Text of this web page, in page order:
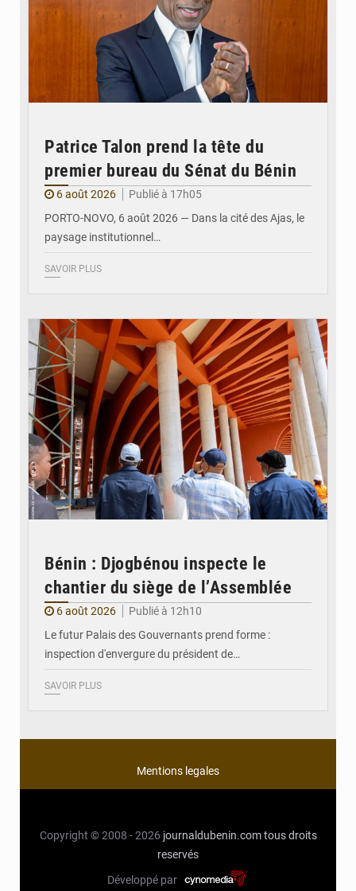
Patrice Talon prend la tête du
premier bureau du Sénat du Bénin
6 août 2026
Publié à 17h05
PORTO-NOVO, 6 août 2026 — Dans la cité des Ajas, le
paysage institutionnel…
SAVOIR PLUS
Bénin : Djogbénou inspecte le
chantier du siège de l’Assemblée
6 août 2026
Publié à 12h10
Le futur Palais des Gouvernants prend forme :
inspection d'envergure du président de…
SAVOIR PLUS
Mentions legales
Copyright © 2008 - 2026 journaldubenin.com tous droits
reservés
Développé par